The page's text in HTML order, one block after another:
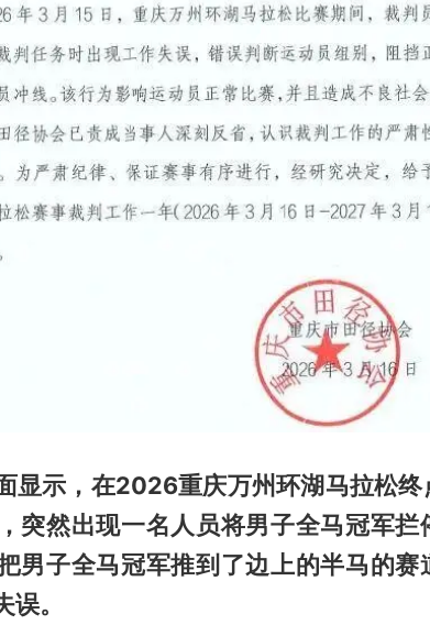
显示，在2026重庆万州环湖马拉松终
突然出现一名人员将男子全马冠军拦
男子全马冠军推到了边上的半马的赛
。